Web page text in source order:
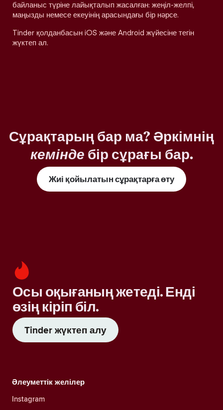
байланыс түріне лайықталып жасалған: жеңіл-желпі,
маңызды немесе екеуінің арасындағы бір нәрсе.
Tinder қолданбасын iOS және Android жүйесіне тегін
жүктеп ал.
Сұрақтарың бар ма? Әркімнің
кемінде бір сұрағы бар.
Жиі қойылатын сұрақтарға өту
Осы оқығаның жетеді. Енді
өзің кіріп біл.
Tinder жүктеп алу
Әлеуметтік желілер
Instagram